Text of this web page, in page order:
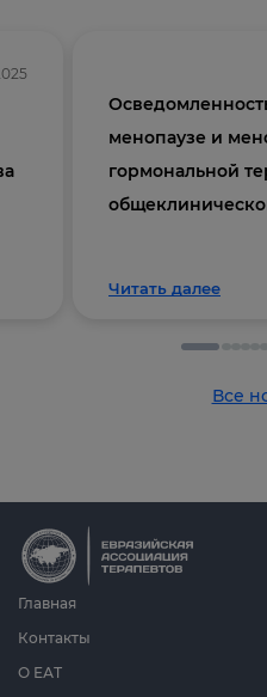
менопаузе и
гормональной
Читать далее
Все
Главная
О ЕАТ
Контакты